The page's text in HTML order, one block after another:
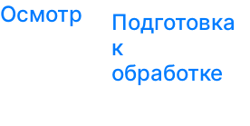
Осмотр
Подготовка
к
обработке